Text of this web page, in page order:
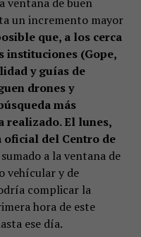
un incremento mayor
que, a los cerca
instituciones (Gope,
y guías de
drones y
más
realizado. El lunes,
oficial del Centro de
a la ventana de
vehícular y de
complicar la
hora de este
ese día.